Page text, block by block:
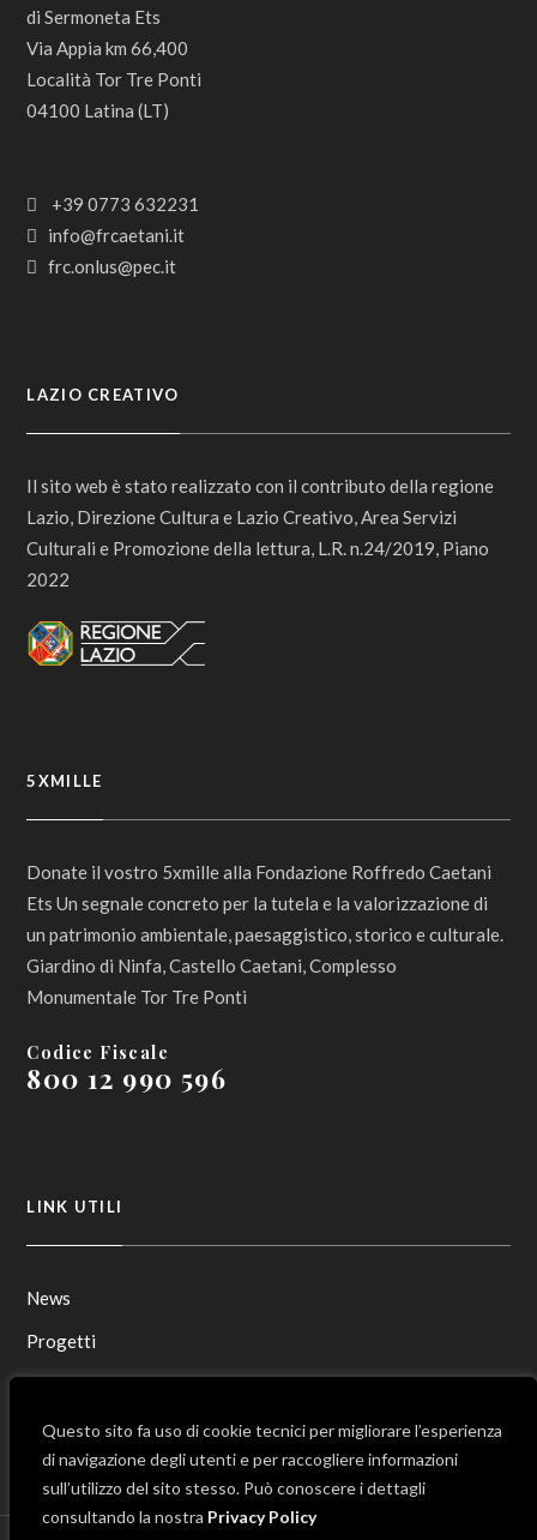
Questo sito fa uso di cookie tecnici per migliorare l’esperienza
di navigazione degli utenti e per raccogliere informazioni
sull’utilizzo del sito stesso. Può conoscere i dettagli
consultando la nostra Privacy Policy
di Sermoneta Ets
Via Appia km 66,400
Località Tor Tre Ponti
04100 Latina (LT)
+39 0773 632231
info@frcaetani.it
frc.onlus@pec.it
LAZIO CREATIVO
Il sito web è stato realizzato con il contributo della regione
Lazio, Direzione Cultura e Lazio Creativo, Area Servizi
Culturali e Promozione della lettura, L.R. n.24/2019, Piano
2022
5XMILLE
Donate il vostro 5xmille alla Fondazione Roffredo Caetani
Ets Un segnale concreto per la tutela e la valorizzazione di
un patrimonio ambientale, paesaggistico, storico e culturale.
Giardino di Ninfa, Castello Caetani, Complesso
Monumentale Tor Tre Ponti
Codice Fiscale
800 12 990 596
LINK UTILI
News
Progetti
Contatti
Mappa del sito